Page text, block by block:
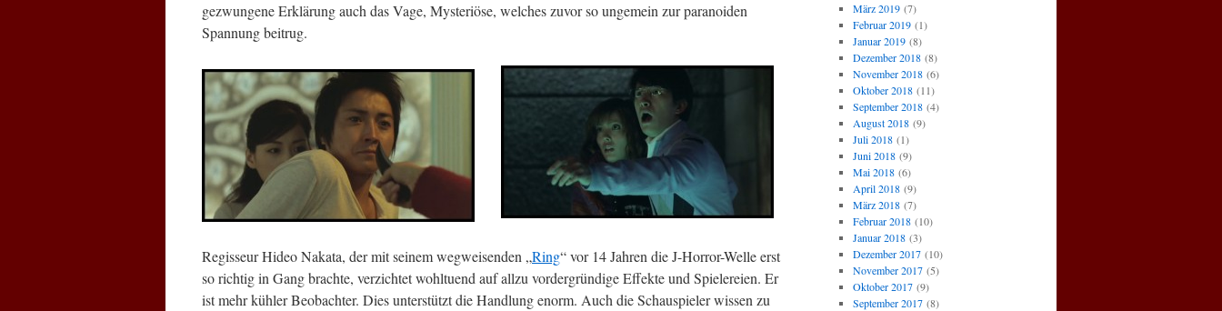
gezwungene Erklärung auch das Vage, Mysteriöse, welches zuvor so ungemein zur paranoiden
Spannung beitrug.
Regisseur Hideo Nakata, der mit seinem wegweisenden „Ring“ vor 14 Jahren die J-Horror-Welle erst
so richtig in Gang brachte, verzichtet wohltuend auf allzu vordergründige Effekte und Spielereien. Er
ist mehr kühler Beobachter. Dies unterstützt die Handlung enorm. Auch die Schauspieler wissen zu
März 2019(7)
Februar 2019(1)
Januar 2019(8)
Dezember 2018(8)
November 2018(6)
Oktober 2018(11)
September 2018(4)
August 2018(9)
Juli 2018(1)
Juni 2018(9)
Mai 2018(6)
April 2018(9)
März 2018(7)
Februar 2018(10)
Januar 2018(3)
Dezember 2017(10)
November 2017(5)
Oktober 2017(9)
September 2017(8)